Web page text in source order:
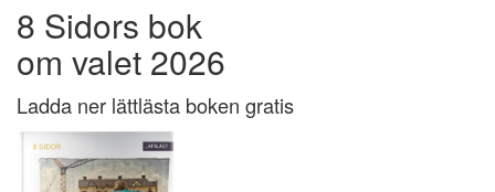
8 Sidors bok
om valet 2026
Ladda ner lättlästa boken gratis